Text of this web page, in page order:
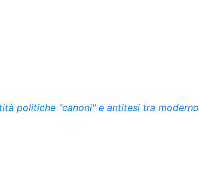
politiche "canoni" e antitesi tra